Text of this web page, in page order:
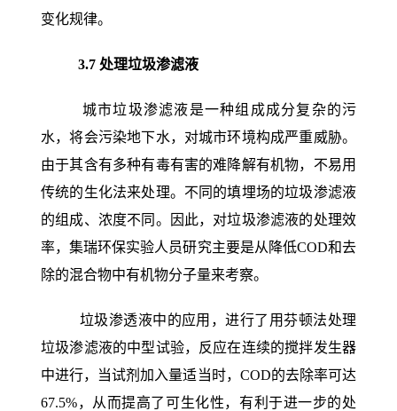
变化规律。
3.7 处理垃圾渗滤液
城市垃圾渗滤液是一种组成成分复杂的污
水，将会污染地下水，对城市环境构成严重威胁。
由于其含有多种有毒有害的难降解有机物，不易用
传统的生化法来处理。不同的填埋场的垃圾渗滤液
的组成、浓度不同。因此，对垃圾渗滤液的处理效
率，集瑞环保实验人员研究主要是从降低COD和去
除的混合物中有机物分子量来考察。
垃圾渗透液中的应用，进行了用芬顿法处理
垃圾渗滤液的中型试验，反应在连续的搅拌发生器
中进行，当试剂加入量适当时，COD的去除率可达
67.5%，从而提高了可生化性，有利于进一步的处